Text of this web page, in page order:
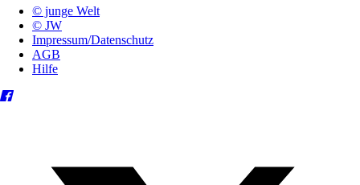
© junge Welt
© JW
Impressum/Datenschutz
AGB
Hilfe